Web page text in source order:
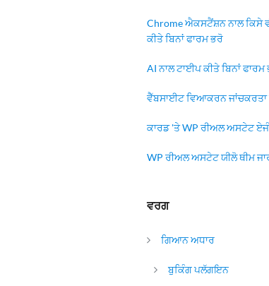
Chrome ਐਕਸਟੈਂਸ਼ਨ ਨਾਲ ਕਿਸੇ
ਕੀਤੇ ਬਿਨਾਂ ਫਾਰਮ ਭਰੋ
AI ਨਾਲ ਟਾਈਪ ਕੀਤੇ ਬਿਨਾਂ ਫਾਰਮ
ਵੈੱਬਸਾਈਟ ਵਿਆਕਰਨ ਜਾਂਚਕਰਤਾ
ਕਾਰਡ 'ਤੇ WP ਰੀਅਲ ਅਸਟੇਟ
WP ਰੀਅਲ ਅਸਟੇਟ ਯੀਲੋ ਥੀਮ
ਵਰਗ
ਗਿਆਨ ਅਧਾਰ
ਬੁਕਿੰਗ ਪਲੱਗਇਨ